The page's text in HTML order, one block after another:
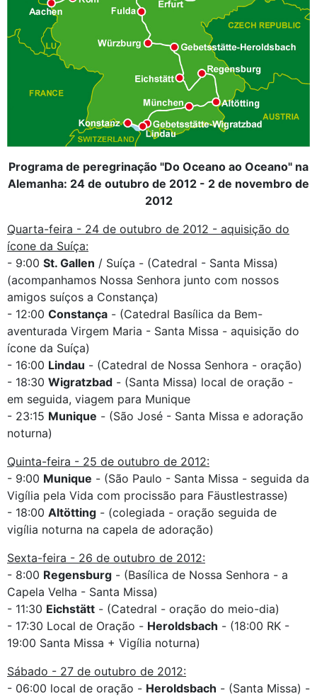
Programa de peregrinação "Do Oceano ao Oceano" na
Alemanha: 24 de outubro de 2012 - 2 de novembro de
2012
Quarta-feira - 24 de outubro de 2012 - aquisição do
ícone da Suíça:
- 9:00 St. Gallen / Suíça - (Catedral - Santa Missa)
(acompanhamos Nossa Senhora junto com nossos
amigos suíços a Constança)
- 12:00 Constança - (Catedral Basílica da Bem-
aventurada Virgem Maria - Santa Missa - aquisição do
ícone da Suíça)
- 16:00 Lindau - (Catedral de Nossa Senhora - oração)
- 18:30 Wigratzbad - (Santa Missa) local de oração -
em seguida, viagem para Munique
- 23:15 Munique - (São José - Santa Missa e adoração
noturna)
Quinta-feira - 25 de outubro de 2012:
- 9:00 Munique - (São Paulo - Santa Missa - seguida da
Vigília pela Vida com procissão para Fäustlestrasse)
- 18:00 Altötting - (colegiada - oração seguida de
vigília noturna na capela de adoração)
Sexta-feira - 26 de outubro de 2012:
- 8:00 Regensburg - (Basílica de Nossa Senhora - a
Capela Velha - Santa Missa)
- 11:30 Eichstätt - (Catedral - oração do meio-dia)
- 17:30 Local de Oração - Heroldsbach - (18:00 RK -
19:00 Santa Missa + Vigília noturna)
Sábado - 27 de outubro de 2012:
- 06:00 local de oração - Heroldsbach - (Santa Missa) -